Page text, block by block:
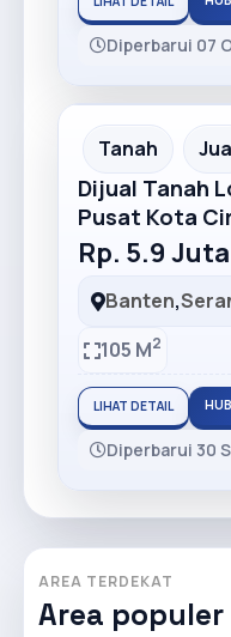
Diperbarui 07
Tanah
Dijual Tanah
Pusat Kota
Rp. 5.9 Juta
Banten,
105 M2
LIHAT DETAIL
Diperbarui 30
AREA TERDEKAT
Area populer